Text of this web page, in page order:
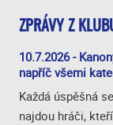
ZPRÁVY Z
10.7.2026 -
napříč všemi
Každá úspěšná
najdou hráči,